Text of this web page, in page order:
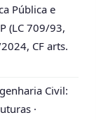
Pública e
(LC 709/93,
CF arts.
Civil:
·